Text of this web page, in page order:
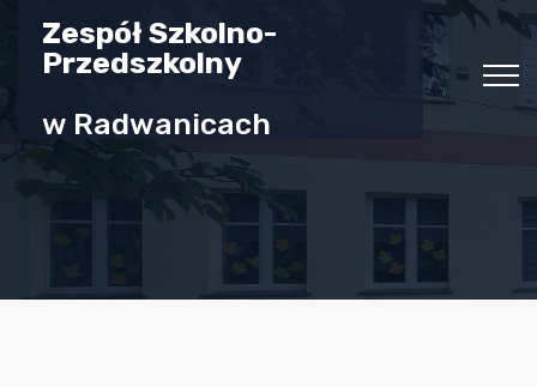
Zespół Szkolno-
Przedszkolny
w Radwanicach